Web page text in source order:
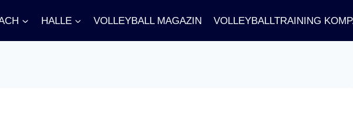
HALLE VOLLEYBALL MAGAZIN VOLLEYBALLTRAINING